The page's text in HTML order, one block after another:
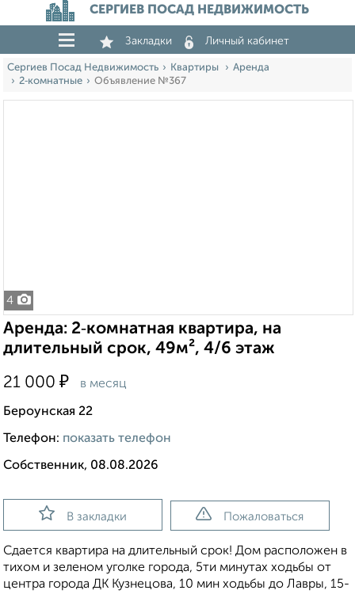
СЕРГИЕВ ПОСАД НЕДВИЖИМОСТЬ
Закладки Личный кабинет
Сергиев Посад Недвижимость Квартиры
Аренда
2‑комнатные
Объявление №367
4
Аренда: 2‑комнатная квартира, на
длительный срок, 49м², 4/6 этаж
21 000 ₽ в месяц
Бероунская 22
Телефон: показать телефон
Собственник, 08.08.2026
В закладки Пожаловаться
Сдается квартира на длительный срок! Дом расположен в
тихом и зеленом уголке города, 5ти минутах ходьбы от
центра города ДК Кузнецова, 10 мин ходьбы до Лавры, 15-